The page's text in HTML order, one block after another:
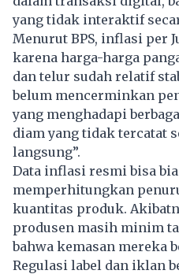
yang tidak interaktif
Menurut BPS, inflasi per
karena harga-harga
dan telur sudah relatif
belum mencerminkan
yang menghadapi
diam yang tidak tercatat
langsung”.
Data inflasi resmi bisa
memperhitungkan
kuantitas produk.
produsen masih minim
bahwa kemasan mereka
Regulasi label dan iklan